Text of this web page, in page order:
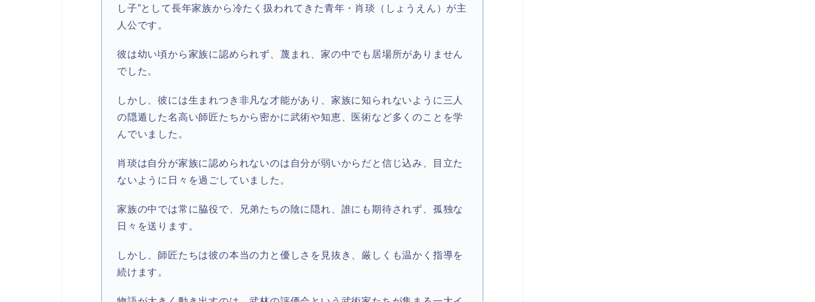
し子”として長年家族から冷たく扱われてきた青年・肖琰（しょうえん）が主
人公です。
彼は幼い頃から家族に認められず、蔑まれ、家の中でも居場所がありません
でした。
しかし、彼には生まれつき非凡な才能があり、家族に知られないように三人
の隠遁した名高い師匠たちから密かに武術や知恵、医術など多くのことを学
んでいました。
肖琰は自分が家族に認められないのは自分が弱いからだと信じ込み、目立た
ないように日々を過ごしていました。
家族の中では常に脇役で、兄弟たちの陰に隠れ、誰にも期待されず、孤独な
日々を送ります。
しかし、師匠たちは彼の本当の力と優しさを見抜き、厳しくも温かく指導を
続けます。